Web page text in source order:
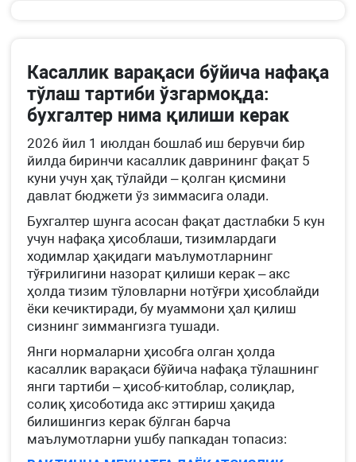
Касаллик варақаси бўйича нафақа
тўлаш тартиби ўзгармоқда:
бухгалтер нима қилиши керак
2026 йил 1 июлдан бошлаб иш берувчи бир
йилда биринчи касаллик даврининг фақат 5
куни учун ҳақ тўлайди – қолган қисмини
давлат бюджети ўз зиммасига олади.
Бухгалтер шунга асосан фақат дастлабки 5 кун
учун нафақа ҳисоблаши, тизимлардаги
ходимлар ҳақидаги маълумотларнинг
тўғрилигини назорат қилиши керак – акс
ҳолда тизим тўловларни нотўғри ҳисоблайди
ёки кечиктиради, бу муаммони ҳал қилиш
сизнинг зиммангизга тушади.
Янги нормаларни ҳисобга олган ҳолда
касаллик варақаси бўйича нафақа тўлашнинг
янги тартиби – ҳисоб-китоблар, солиқлар,
солиқ ҳисоботида акс эттириш ҳақида
билишингиз керак бўлган барча
маълумотларни ушбу папкадан топасиз: